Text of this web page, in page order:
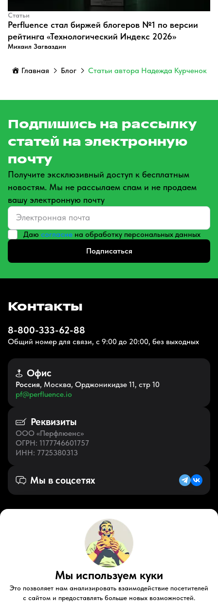
Статьи
Perfluence стал биржей блогеров №1 по версии
рейтинга «Технологический Индекс 2026»
Михаил Загваздин
Главная Блог Статьи автора Надежда Курченок
Подпишись на рассылку
статей на электронную
почту
Получите эксклюзивный доступ к бесплатным
новостям. Мы не рассылаем спам и не продаем
вашу электронную почту
Даю согласие на обработку персональных данных
Подписаться
Контакты
8-800-333-62-88
Общий номер для связи, с 9:00 до 20:00, без выходных
Офис
Россия, Москва, Орджоникидзе 11, стр 10
pf@perfluence.io
Реквизиты
ООО «Перфлюенс»
ОГРН: 1177746601757
ИНН: 7725380313
Мы в соцсетях
Русский (RU)
ZenYoutubeTelegramTiktokКонтакты
Правовые документыУсловия использования
Пользовательское соглашение
Мы используем куки
Это позволяет нам анализировать взаимодействие посетителей
с сайтом и предоставлять больше новых возможностей.